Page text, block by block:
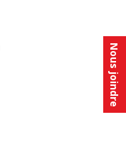
Nous joindre